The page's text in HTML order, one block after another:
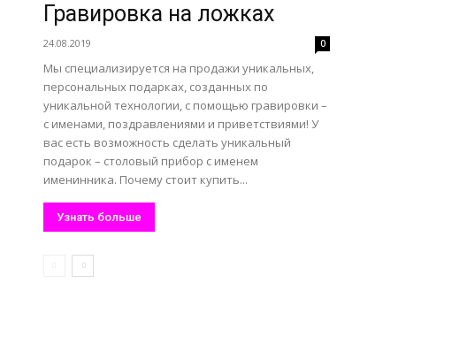
Гравировка на ложках
24.08.2019 0
Мы специализируется на продажи уникальных,
персональных подарках, созданных по
уникальной технологии, с помощью гравировки –
с именами, поздравлениями и приветствиями! У
вас есть возможность сделать уникальный
подарок – столовый прибор с именем
именинника. Почему стоит купить...
Узнать больше